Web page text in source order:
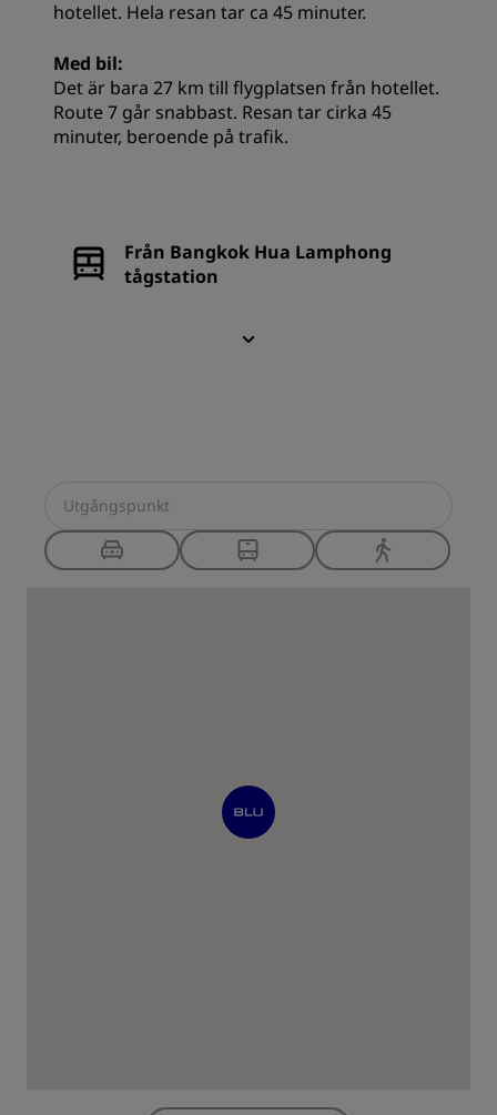
hotellet. Hela resan tar ca 45 minuter.
Med bil:
Det är bara 27 km till flygplatsen från hotellet.
Route 7 går snabbast. Resan tar cirka 45
minuter, beroende på trafik.
Från Bangkok Hua Lamphong
tågstation